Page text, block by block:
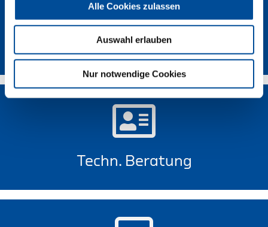
Alle Cookies zulassen
Auswahl erlauben
Nur notwendige Cookies
GEDORE Torque Solutions Log-In
Techn. Beratung